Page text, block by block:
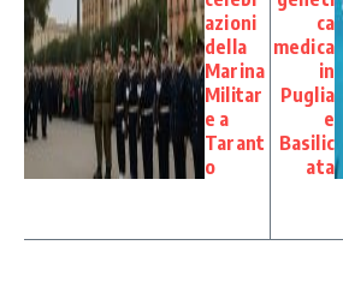
azioni
della
Marina
Militar
e a
Tarant
o
ca
medica
in
Puglia
e
Basilic
ata